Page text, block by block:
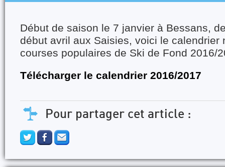
Début de saison le 7 janvier à Bessans,
début avril aux Saisies, voici le calendrier
courses populaires de Ski de Fond 2016/
Télécharger le calendrier 2016/2017
Pour partager cet article :